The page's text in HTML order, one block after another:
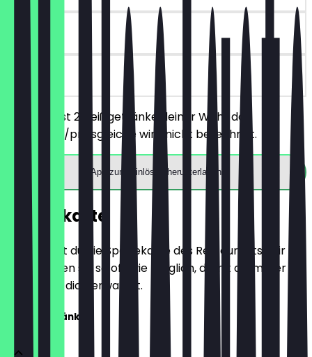
30 Tage
vor Ort
Du bestellst 2 Heißgetränke deiner Wahl, das
günstigere/preisgleiche wird nicht berechnet.
App zum Einlösen herunterladen
Speisekarte
Hier findest du die Speisekarte des Restaurants. Wir
aktualisieren sie so oft wie möglich, damit du immer
weißt, was dich erwartet.
Heiße Getränke